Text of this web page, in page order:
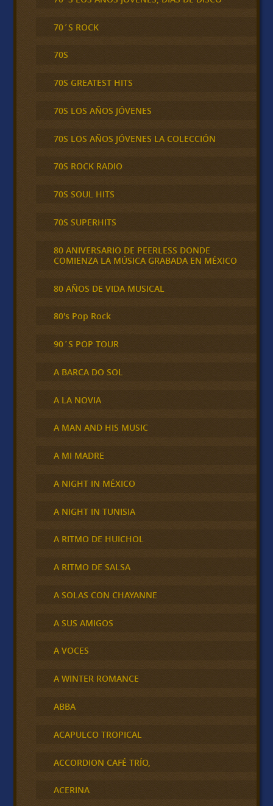
70´S ROCK
70S
70S GREATEST HITS
70S LOS AÑOS JÓVENES
70S LOS AÑOS JÓVENES LA COLECCIÓN
70S ROCK RADIO
70S SOUL HITS
70S SUPERHITS
80 ANIVERSARIO DE PEERLESS DONDE
COMIENZA LA MÚSICA GRABADA EN MÉXICO
80 AÑOS DE VIDA MUSICAL
80's Pop Rock
90´S POP TOUR
A BARCA DO SOL
A LA NOVIA
A MAN AND HIS MUSIC
A MI MADRE
A NIGHT IN MÉXICO
A NIGHT IN TUNISIA
A RITMO DE HUICHOL
A RITMO DE SALSA
A SOLAS CON CHAYANNE
A SUS AMIGOS
A VOCES
A WINTER ROMANCE
ABBA
ACAPULCO TROPICAL
ACCORDION CAFÉ TRÍO,
ACERINA